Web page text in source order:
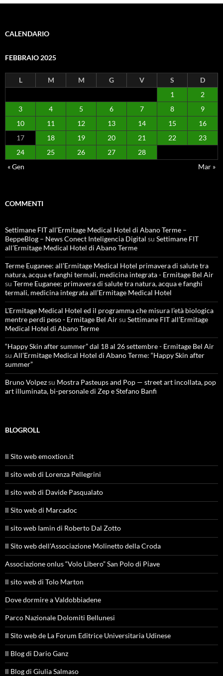
CALENDARIO
FEBBRAIO 2025
L M M G V S
D
1
2
3
4 5 6 7 8
9
10
11 12 13 14 15
16
17
18 19 20 21 22
23
24
25 26 27
28
« Gen
Mar »
COMMENTI
Settimane FIT all’Ermitage Medical Hotel di Abano Terme –
BeppeBlog – News Conect Inteligencia Digital su Settimane FIT
all’Ermitage Medical Hotel di Abano Terme
Terme Euganee: all’Ermitage Medical Hotel primavera di salute tra
natura, acqua e fanghi termali, medicina integrata - Ermitage Bel Air
su Terme Euganee: primavera di salute tra natura, acqua e fanghi
termali, medicina integrata all’Ermitage Medical Hotel
L'Ermitage Medical Hotel ed il programma che misura l’età biologica
mentre perdi peso - Ermitage Bel Airsu Settimane FIT all’Ermitage
Medical Hotel di Abano Terme
“Happy Skin after summer” dal 18 al 26 settembre - Ermitage Bel Air
su All’Ermitage Medical Hotel di Abano Terme: “Happy Skin after
summer”
Bruno Volpezsu Mostra Pasteups and Pop — street art incollata, pop
art illuminata, bi-personale di Zep e Stefano Banfi
BLOGROLL
Il Sito web emoxtion.it
Il sito web di Lorenza Pellegrini
Il sito web di Davide Pasqualato
Il Sito web di Marcadoc
Il sito web Iamin di Roberto Dal Zotto
Il Sito web dell'Associazione Molinetto della Croda
Associazione onlus “Volo Libero” San Polo di Piave
Il sito web di Tolo Marton
Dove dormire a Valdobbiadene
Parco Nazionale Dolomiti Bellunesi
Il Sito web de La Forum Editrice Universitaria Udinese
Il Blog di Dario Ganz
Il Blog di Giulia Salmaso